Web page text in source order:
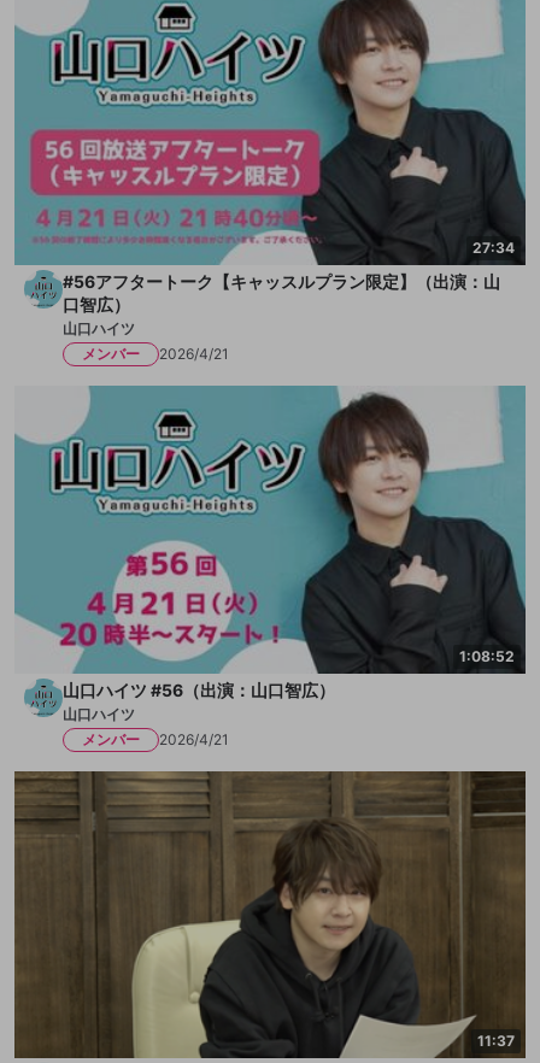
27:34
#56アフタートーク【キャッスルプラン限定】（出演：山
口智広）
山口ハイツ
メンバー
2026/4/21
1:08:52
山口ハイツ #56（出演：山口智広）
山口ハイツ
メンバー
2026/4/21
11:37